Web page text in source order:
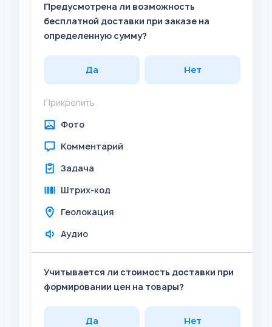
Предусмотрена ли возможность
бесплатной доставки при заказе на
определенную сумму?
Да Нет
Прикрепить
Фото
Комментарий
Задача
Штрих-код
Геолокация
Аудио
Учитывается ли стоимость доставки при
формировании цен на товары?
Да Нет